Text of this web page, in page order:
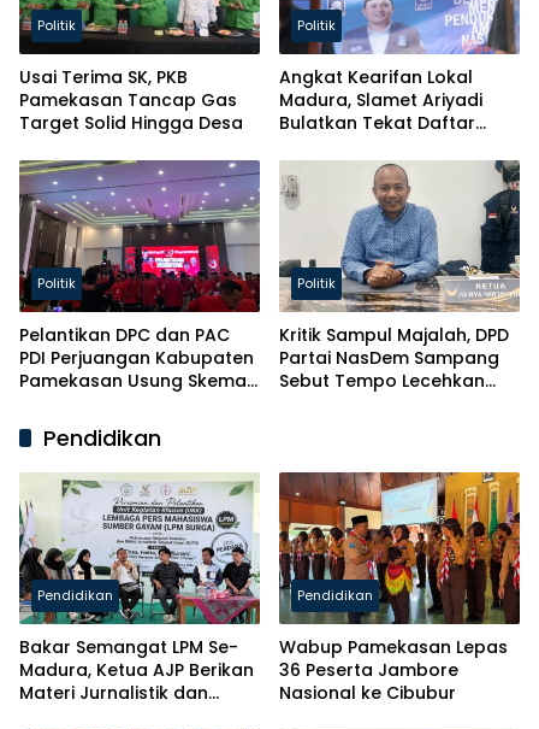
Politik
Usai Terima SK, PKB
Pamekasan Tancap Gas
Target Solid Hingga Desa
Politik
Angkat Kearifan Lokal
Madura, Slamet Ariyadi
Bulatkan Tekat Daftar
Politik
Pelantikan DPC dan PAC
PDI Perjuangan Kabupaten
Pamekasan Usung Skema
Politik
Kritik Sampul Majalah, DPD
Partai NasDem Sampang
Sebut Tempo Lecehkan
Pendidikan
Pendidikan
Bakar Semangat LPM Se-
Madura, Ketua AJP Berikan
Materi Jurnalistik dan
Pendidikan
Wabup Pamekasan Lepas
36 Peserta Jambore
Nasional ke Cibubur